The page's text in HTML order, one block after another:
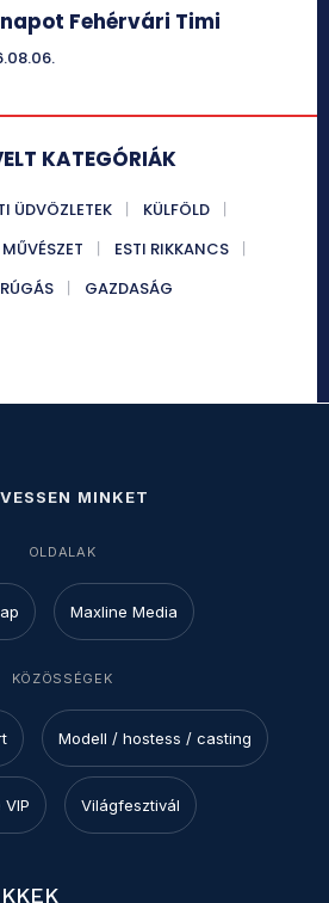
Fehérvári Timi
KATEGÓRIÁK
ÜDVÖZLETEK
KÜLFÖLD
ESTI RIKKANCS
GAZDASÁG
MINKET
OLDALAK
Maxline Media
KÖZÖSSÉGEK
Modell / hostess / casting
Világfesztivál